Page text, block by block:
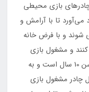
بازی محیطی
می‌آورد تا با آرامش و
شوند و با فرض خانه
و مشغول بازی
شوند.💢چادرهای نوجوان مناسب تا سن 10 سال است و به
چادر مشغول بازی